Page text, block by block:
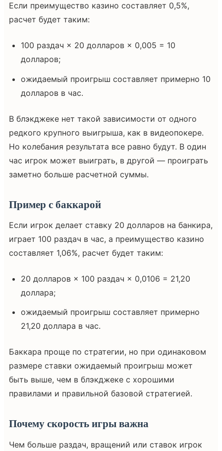
Если преимущество казино составляет 0,5%,
расчет будет таким:
100 раздач × 20 долларов × 0,005 = 10
долларов;
ожидаемый проигрыш составляет примерно 10
долларов в час.
В блэкджеке нет такой зависимости от одного
редкого крупного выигрыша, как в видеопокере.
Но колебания результата все равно будут. В один
час игрок может выиграть, в другой — проиграть
заметно больше расчетной суммы.
Пример с баккарой
Если игрок делает ставку 20 долларов на банкира,
играет 100 раздач в час, а преимущество казино
составляет 1,06%, расчет будет таким:
20 долларов × 100 раздач × 0,0106 = 21,20
доллара;
ожидаемый проигрыш составляет примерно
21,20 доллара в час.
Баккара проще по стратегии, но при одинаковом
размере ставки ожидаемый проигрыш может
быть выше, чем в блэкджеке с хорошими
правилами и правильной базовой стратегией.
Почему скорость игры важна
Чем больше раздач, вращений или ставок игрок